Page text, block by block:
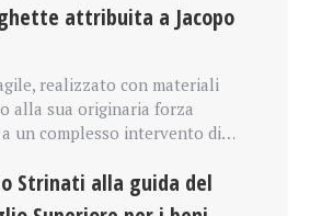
attribuita a Jacopo
realizzato con materiali
alla sua originaria forza
un complesso intervento di…
Strinati alla guida del